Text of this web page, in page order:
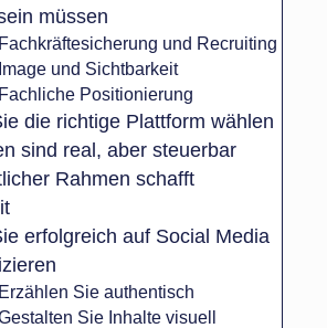
müssen
Fachkräftesicherung und Recruiting
Image und Sichtbarkeit
Fachliche Positionierung
die richtige Plattform wählen
sind real, aber steuerbar
Rahmen schafft
erfolgreich auf Social Media
Erzählen Sie authentisch
Sie Inhalte visuell